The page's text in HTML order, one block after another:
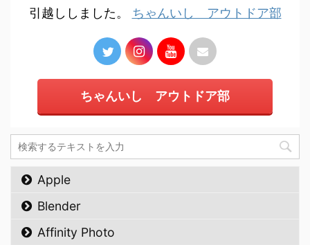
引越ししました。 ちゃんいし アウトドア部
ちゃんいし アウトドア部
Apple
Blender
Affinity Photo